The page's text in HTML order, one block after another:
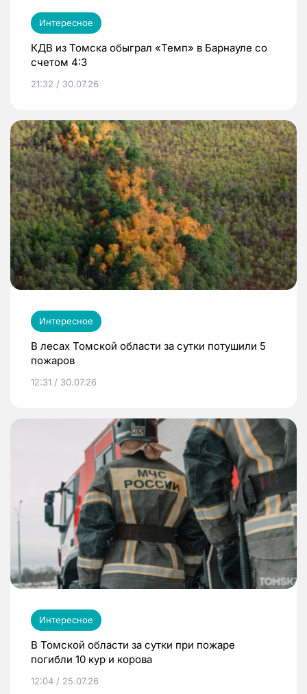
Интересное
КДВ из Томска обыграл «Темп» в Барнауле со
счетом 4:3
21:32 / 30.07.26
Интересное
В лесах Томской области за сутки потушили 5
пожаров
12:31 / 30.07.26
Интересное
В Томской области за сутки при пожаре
погибли 10 кур и корова
12:04 / 25.07.26